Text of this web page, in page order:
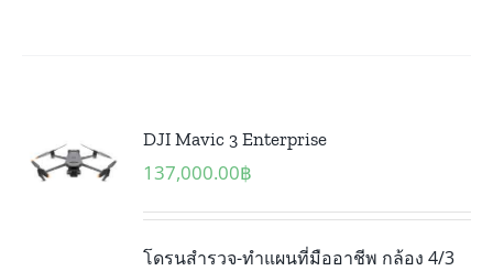
DJI Mavic 3 Enterprise
137,000.00฿
โดรนสำรวจ-ทำแผนที่มืออาชีพ กล้อง 4/3